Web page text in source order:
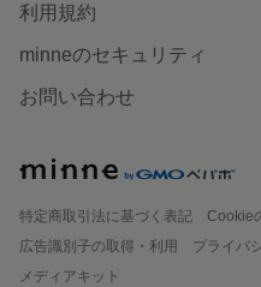
利用規約
minneのセキュリティ
お問い合わせ
特定商取引法に基づく表記
Cookie
広告識別子の取得・利用
プライバ
メディアキット